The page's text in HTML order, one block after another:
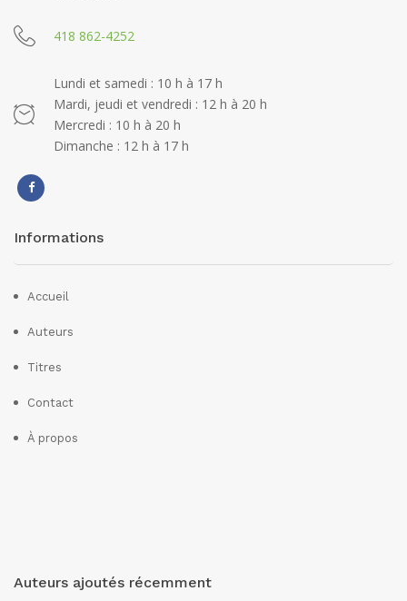
418 862-4252
Lundi et samedi : 10 h à 17 h
Mardi, jeudi et vendredi : 12 h à 20 h
Mercredi : 10 h à 20 h
Dimanche : 12 h à 17 h
Informations
Accueil
Auteurs
Titres
Contact
À propos
Auteurs ajoutés récemment